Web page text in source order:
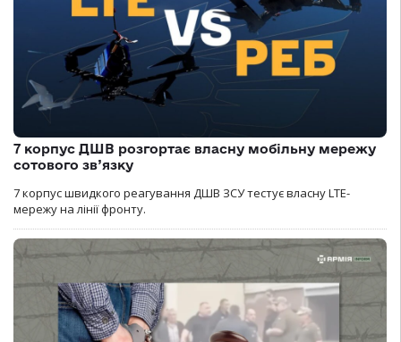
7 корпус ДШВ розгортає власну мобільну мережу
сотового зв’язку
7 корпус швидкого реагування ДШВ ЗСУ тестує власну LTE-
мережу на лінії фронту.